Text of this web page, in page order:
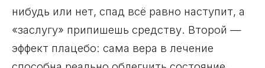
нибудь или нет, спад всё равно наступит, а
«заслугу» припишешь средству. Второй —
эффект плацебо: сама вера в лечение